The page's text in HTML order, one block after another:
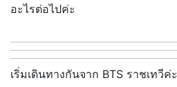
อะไรต่อไปค่ะ
เริ่มเดินทางกันจาก BTS ราชเทวีค่ะ